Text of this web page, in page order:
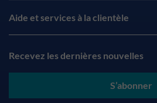
Aide et services à la clientèle
Recevez les dernières nouvelles
S’abonner